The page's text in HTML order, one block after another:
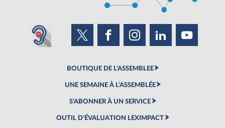
BOUTIQUE DE L'ASSEMBLEE
UNE SEMAINE À L'ASSEMBLÉE
S'ABONNER À UN SERVICE
OUTIL D'ÉVALUATION LEXIMPACT